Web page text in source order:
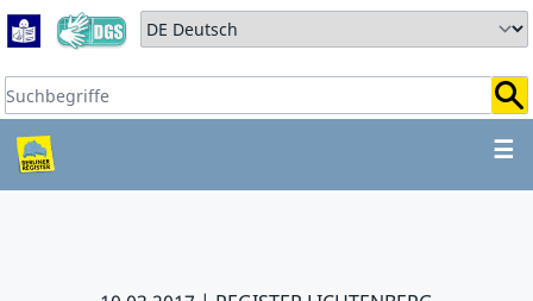
Zum Hauptbereich springen
Zum Hauptmenü springen
Sprache auswählen:
Suchbegriffe:
☰
ZUM HAUPTBEREICH